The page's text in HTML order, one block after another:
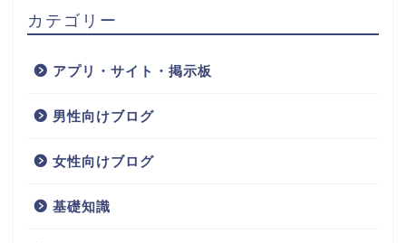
カテゴリー
アプリ・サイト・掲示板
男性向けブログ
女性向けブログ
基礎知識